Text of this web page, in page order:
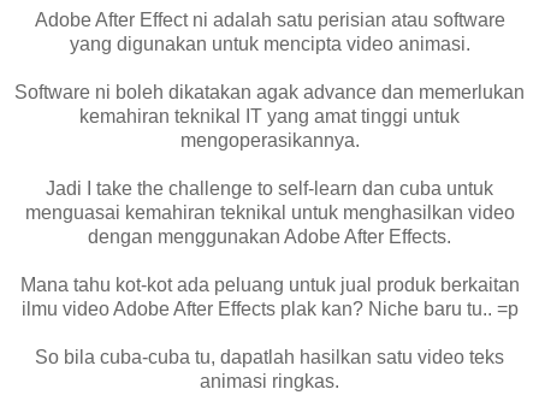
Adobe After Effect ni adalah satu perisian atau software
yang digunakan untuk mencipta video animasi.
Software ni boleh dikatakan agak advance dan memerlukan
kemahiran teknikal IT yang amat tinggi untuk
mengoperasikannya.
Jadi I take the challenge to self-learn dan cuba untuk
menguasai kemahiran teknikal untuk menghasilkan video
dengan menggunakan Adobe After Effects.
Mana tahu kot-kot ada peluang untuk jual produk berkaitan
ilmu video Adobe After Effects plak kan? Niche baru tu.. =p
So bila cuba-cuba tu, dapatlah hasilkan satu video teks
animasi ringkas.